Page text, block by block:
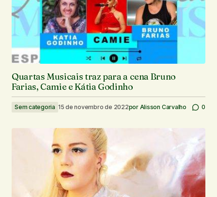
Quartas Musicais traz para a cena Bruno
Farias, Camie e Kátia Godinho
Sem categoria 15 de novembro de 2022por Alisson Carvalho 0